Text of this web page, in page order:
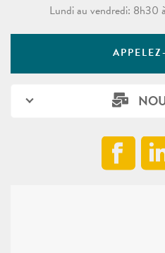
Lundi au vendredi: 8h30